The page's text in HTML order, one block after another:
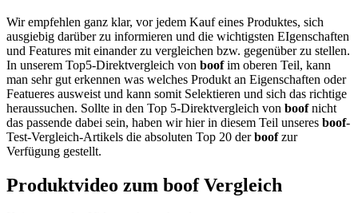
Wir empfehlen ganz klar, vor jedem Kauf eines Produktes, sich
ausgiebig darüber zu informieren und die wichtigsten EIgenschaften
und Features mit einander zu vergleichen bzw. gegenüber zu stellen.
In unserem Top5-Direktvergleich von boofim oberen Teil, kann
man sehr gut erkennen was welches Produkt an Eigenschaften oder
Featueres ausweist und kann somit Selektieren und sich das richtige
heraussuchen. Sollte in den Top 5-Direktvergleich von boofnicht
das passende dabei sein, haben wir hier in diesem Teil unseres boof-
Test-Vergleich-Artikels die absoluten Top 20 derboofzur
Verfügung gestellt.
Produktvideo zum boofVergleich